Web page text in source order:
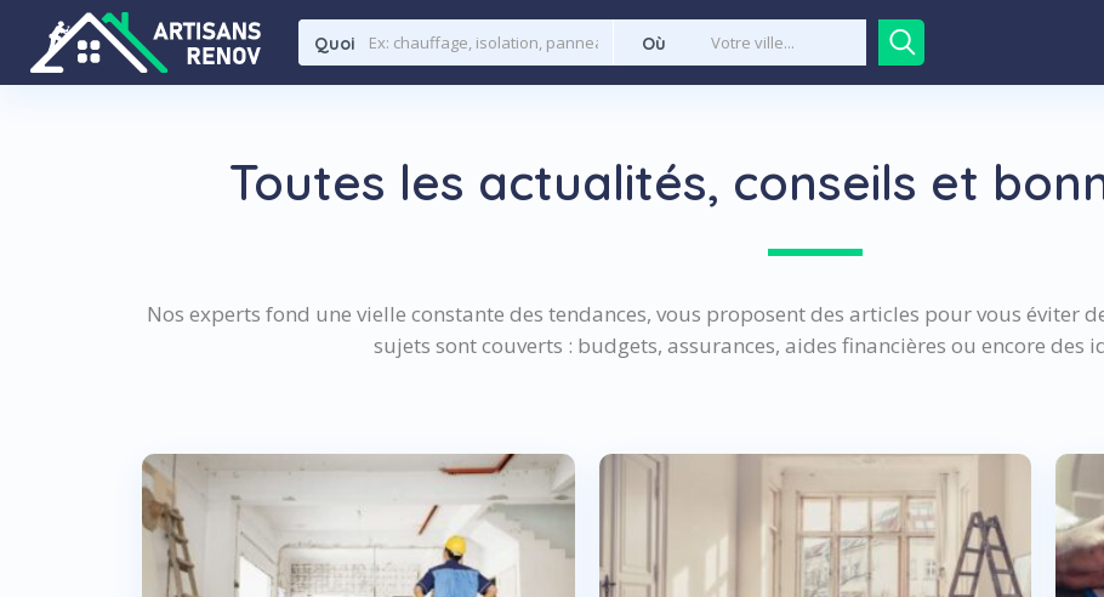
Quoi Où
Toutes les actualités, conseils et
Nos experts fond une vielle constante des tendances, vous proposent des articles pour vous éviter
sujets sont couverts : budgets, assurances, aides financières ou encore des